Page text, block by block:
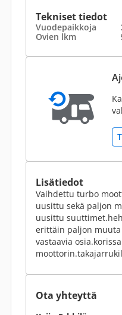
Tekniset tiedot
Vuodepaikkoja
Ovien lkm
Lisätiedot
Vaihdettu turbo
uusittu sekä paljon
uusittu
erittäin paljon muuta
vastaavia
Ota yhteyttä